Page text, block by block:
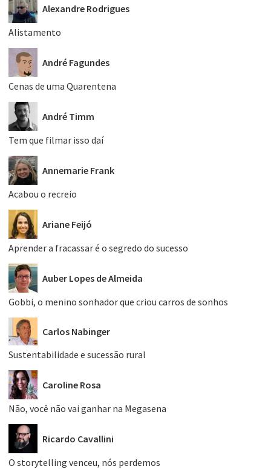
Alexandre Rodrigues
Alistamento
André Fagundes
Cenas de uma Quarentena
André Timm
Tem que filmar isso daí
Annemarie Frank
Acabou o recreio
Ariane Feijó
Aprender a fracassar é o segredo do sucesso
Auber Lopes de Almeida
Gobbi, o menino sonhador que criou carros de sonhos
Carlos Nabinger
Sustentabilidade e sucessão rural
Caroline Rosa
Não, você não vai ganhar na Megasena
Ricardo Cavallini
O storytelling venceu, nós perdemos